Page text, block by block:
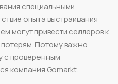
специальными
опыта выстраивания
могут привести селлеров к
Потому важно
с проверенным
компания Gomarkt.